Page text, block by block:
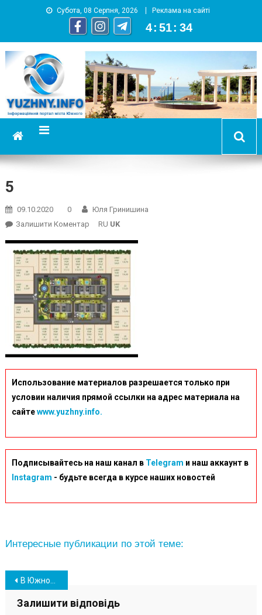
Субота, 08 Серпня, 2026 Реклама на сайті
4 : 51 : 34
YUZHNY.INFO
информационный портал города Южный
5
09.10.2020 0
Юля Гринишина
Залишити КоментарOn RU UK
Использование материалов разрешается только при
условии наличия прямой ссылки на адрес материала на
сайтеwww.yuzhny.info.
Подписывайтесь на наш канал в Telegram и наш аккаунт в
Instagram - будьте всегда в курсе наших новостей
Интересные публикации по этой теме:
Навігація
записів
В Южном началось строительство элитного коттеджного городка «Уютный» (фото)
Залишити відповідь